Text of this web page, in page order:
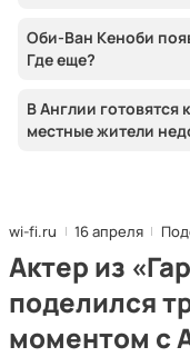
Оби-Ван Кеноби
Где еще?
В Англии готовятся
местные жители
wi-fi.ru 16 апреля
Актер из
поделился
моментом с